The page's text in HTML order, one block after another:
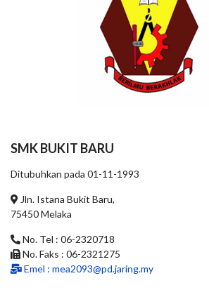
SMK BUKIT BARU
Ditubuhkan pada 01-11-1993
Jln. Istana Bukit Baru,
75450 Melaka
No. Tel : 06-2320718
No. Faks : 06-2321275
Emel : mea2093@pd.jaring.my